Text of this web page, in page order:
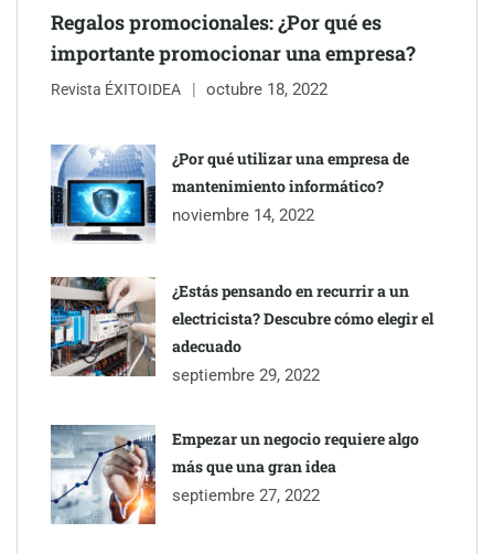
colaboración para reforzar la capacidad técnica de los
ayuntamientos
Última llamada: los destinos con las mayores caídas de precios
Regalos promocionales: ¿Por qué es
importante promocionar una empresa?
Revista ÉXITOIDEA octubre 18, 2022
¿Por qué utilizar una empresa de
mantenimiento informático?
noviembre 14, 2022
¿Estás pensando en recurrir a un
electricista? Descubre cómo elegir el
adecuado
septiembre 29, 2022
Empezar un negocio requiere algo
más que una gran idea
septiembre 27, 2022